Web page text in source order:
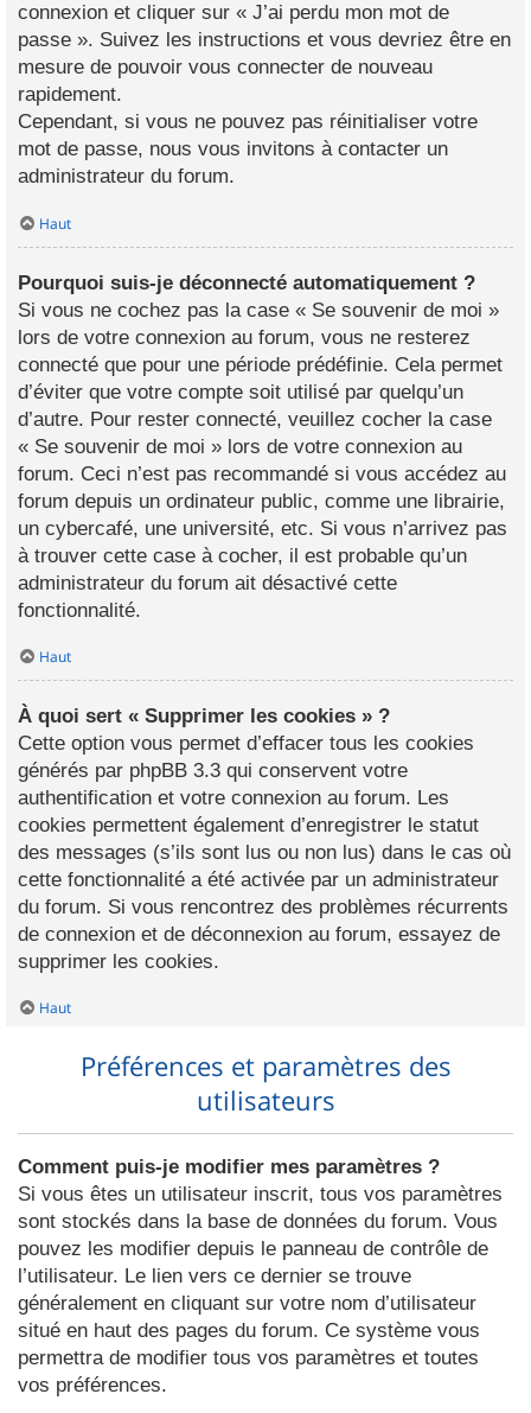
connexion et cliquer sur « J’ai perdu mon mot de
passe ». Suivez les instructions et vous devriez être en
mesure de pouvoir vous connecter de nouveau
rapidement.
Cependant, si vous ne pouvez pas réinitialiser votre
mot de passe, nous vous invitons à contacter un
administrateur du forum.
Haut
Pourquoi suis-je déconnecté automatiquement ?
Si vous ne cochez pas la case « Se souvenir de moi »
lors de votre connexion au forum, vous ne resterez
connecté que pour une période prédéfinie. Cela permet
d’éviter que votre compte soit utilisé par quelqu’un
d’autre. Pour rester connecté, veuillez cocher la case
« Se souvenir de moi » lors de votre connexion au
forum. Ceci n’est pas recommandé si vous accédez au
forum depuis un ordinateur public, comme une librairie,
un cybercafé, une université, etc. Si vous n’arrivez pas
à trouver cette case à cocher, il est probable qu’un
administrateur du forum ait désactivé cette
fonctionnalité.
Haut
À quoi sert « Supprimer les cookies » ?
Cette option vous permet d’effacer tous les cookies
générés par phpBB 3.3 qui conservent votre
authentification et votre connexion au forum. Les
cookies permettent également d’enregistrer le statut
des messages (s’ils sont lus ou non lus) dans le cas où
cette fonctionnalité a été activée par un administrateur
du forum. Si vous rencontrez des problèmes récurrents
de connexion et de déconnexion au forum, essayez de
supprimer les cookies.
Haut
Préférences et paramètres des
utilisateurs
Comment puis-je modifier mes paramètres ?
Si vous êtes un utilisateur inscrit, tous vos paramètres
sont stockés dans la base de données du forum. Vous
pouvez les modifier depuis le panneau de contrôle de
l’utilisateur. Le lien vers ce dernier se trouve
généralement en cliquant sur votre nom d’utilisateur
situé en haut des pages du forum. Ce système vous
permettra de modifier tous vos paramètres et toutes
vos préférences.